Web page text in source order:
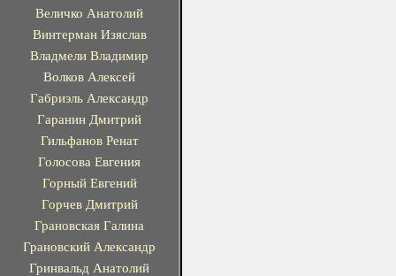
Величко Анатолий
Винтерман Изяслав
Владмели Владимир
Волков Алексей
Габриэль Александр
Гаранин Дмитрий
Гильфанов Ренат
Голосова Евгения
Горный Евгений
Горчев Дмитрий
Грановская Галина
Грановский Александр
Гринвальд Анатолий